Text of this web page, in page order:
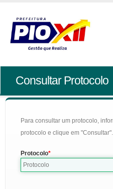
Consultar Protocolo
Para consultar um protocolo,
protocolo e clique em "Consultar".
Protocolo